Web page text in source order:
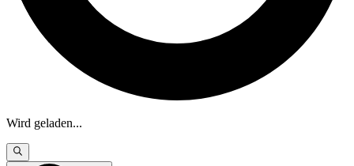
Wird geladen...